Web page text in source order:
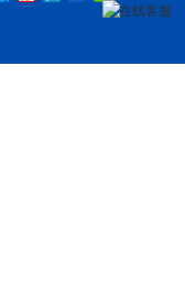
在线客服